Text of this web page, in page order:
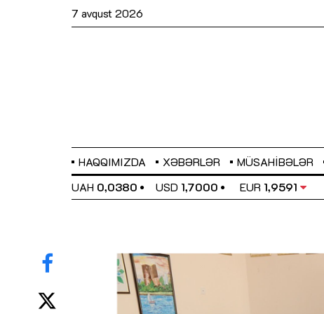
7 avqust 2026
HAQQIMIZDA XƏBƏRLƏR MÜSAHIBƏLƏR
UAH 0,0380 USD 1,7000 EUR 1,9591